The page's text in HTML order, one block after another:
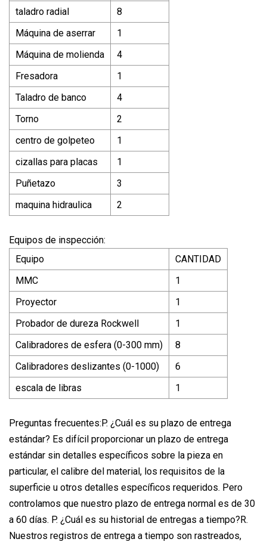
taladro radial
8
Máquina de aserrar
1
Máquina de molienda
4
Fresadora
1
Taladro de banco
4
Torno
2
centro de golpeteo
1
cizallas para placas
1
Puñetazo
3
maquina hidraulica
2
Equipos de inspección:
Equipo
CANTIDAD
MMC
1
Proyector
1
Probador de dureza Rockwell
1
Calibradores de esfera (0-300 mm)
8
Calibradores deslizantes (0-1000)
6
escala de libras
1
Preguntas frecuentes:P. ¿Cuál es su plazo de entrega
estándar? Es difícil proporcionar un plazo de entrega
estándar sin detalles específicos sobre la pieza en
particular, el calibre del material, los requisitos de la
superficie u otros detalles específicos requeridos. Pero
controlamos que nuestro plazo de entrega normal es de 30
a 60 días. P. ¿Cuál es su historial de entregas a tiempo?R.
Nuestros registros de entrega a tiempo son rastreados,